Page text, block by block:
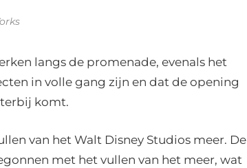
langs de promenade, evenals het
in volle gang zijn en dat de opening
komt.
van het Walt Disney Studios meer. De
met het vullen van het meer, wat